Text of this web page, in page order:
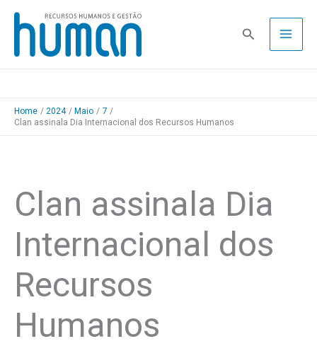
Skip
content
Pesquisa
Home 2024 Maio
7
Clan assinala Dia Internacional dos Recursos Humanos
Clan assinala Dia
Internacional dos
Recursos
Humanos